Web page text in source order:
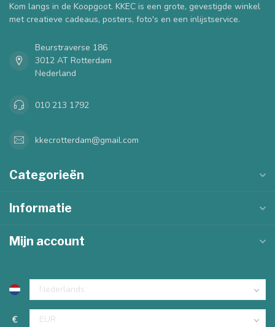
Kom langs in de Koopgoot. KKEC is een grote, gevestigde winkel
met creatieve cadeaus, posters, foto's en een inlijstservice.
Beurstraverse 186
3012 AT Rotterdam
Nederland
010 213 1792
kkecrotterdam@gmail.com
Categorieën
Informatie
Mijn account
€